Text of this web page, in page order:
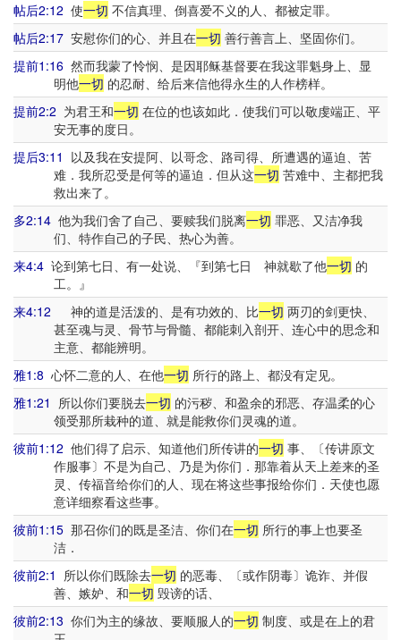
帖后2:12 使一切 不信真理、倒喜爱不义的人、都被定罪。
帖后2:17 安慰你们的心、并且在一切 善行善言上、坚固你们。
提前1:16 然而我蒙了怜悯、是因耶稣基督要在我这罪魁身上、显
明他一切 的忍耐、给后来信他得永生的人作榜样。
提前2:2 为君王和一切 在位的也该如此．使我们可以敬虔端正、平
安无事的度日。
提后3:11 以及我在安提阿、以哥念、路司得、所遭遇的逼迫、苦
难．我所忍受是何等的逼迫．但从这一切 苦难中、主都把我
救出来了。
多2:14 他为我们舍了自己、要赎我们脱离一切 罪恶、又洁净我
们、特作自己的子民、热心为善。
来4:4 论到第七日、有一处说、『到第七日 神就歇了他一切 的
工。』
来4:12 神的道是活泼的、是有功效的、比一切 两刃的剑更快、
甚至魂与灵、骨节与骨髓、都能刺入剖开、连心中的思念和
主意、都能辨明。
雅1:8 心怀二意的人、在他一切 所行的路上、都没有定见。
雅1:21 所以你们要脱去一切 的污秽、和盈余的邪恶、存温柔的心
领受那所栽种的道、就是能救你们灵魂的道。
彼前1:12 他们得了启示、知道他们所传讲的一切 事、〔传讲原文
作服事〕不是为自己、乃是为你们．那靠着从天上差来的圣
灵、传福音给你们的人、现在将这些事报给你们．天使也愿
意详细察看这些事。
彼前1:15 那召你们的既是圣洁、你们在一切 所行的事上也要圣
洁．
彼前2:1 所以你们既除去一切 的恶毒、〔或作阴毒〕诡诈、并假
善、嫉妒、和一切 毁谤的话、
彼前2:13 你们为主的缘故、要顺服人的一切 制度、或是在上的君